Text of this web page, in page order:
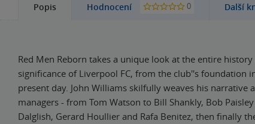
Popis Hodnocení 0 Další
Red Men Reborn takes a unique look at the entire
significance of Liverpool FC, from the club''s foundation
present day. John Williams skilfully weaves his narrative
managers - from Tom Watson to Bill Shankly, Bob
Dalglish, Gerard Houllier and Rafa Benitez, then finally